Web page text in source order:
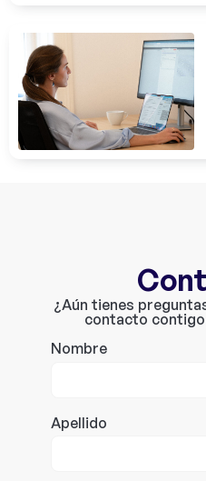
¿Aún tienes
contacto
Nombre
Apellido